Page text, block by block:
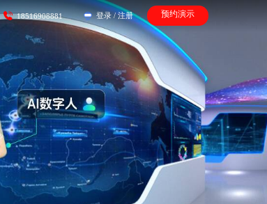
18516908881 登录 / 注册 预约演示